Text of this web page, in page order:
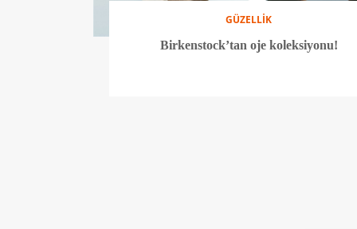
GÜZELLİK
Birkenstock’tan oje koleksiyonu!